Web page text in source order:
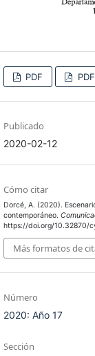
PDF
Publicado
2020-02-12
Cómo citar
Dorcé, A. (2020).
contemporáneo.
https://doi.org/10.32870/
Más formatos de
Número
2020: Año 17
Sección